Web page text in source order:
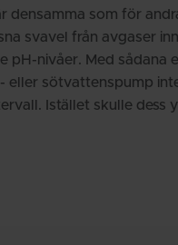
densamma som för
svavel från avgaser
pH-nivåer. Med sådana
eller sötvattenspump
Istället skulle dess